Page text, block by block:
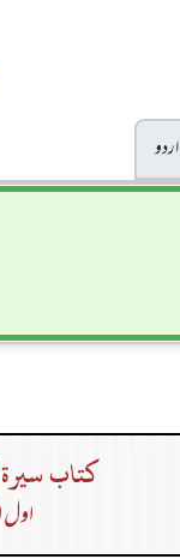
اردو
كتاب سيرة
اول